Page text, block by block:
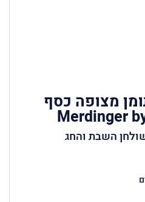
מצופה כסף
Merdinger
השבת והחג